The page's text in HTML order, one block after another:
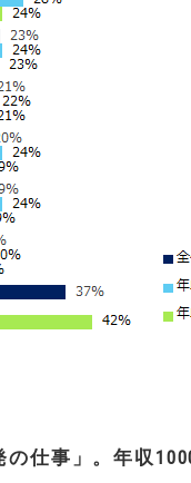
の仕事」。年収